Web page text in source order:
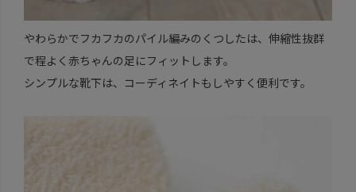
やわらかでフカフカのパイル編みのくつしたは、伸縮性抜群
で程よく赤ちゃんの足にフィットします。
シンプルな靴下は、コーディネイトもしやすく便利です。